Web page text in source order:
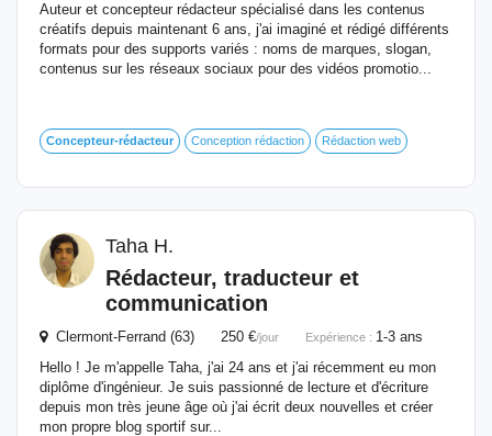
Auteur et concepteur rédacteur spécialisé dans les contenus
créatifs depuis maintenant 6 ans, j'ai imaginé et rédigé différents
formats pour des supports variés : noms de marques, slogan,
contenus sur les réseaux sociaux pour des vidéos promotio...
Concepteur-rédacteur Conception rédaction Rédaction web
Taha H.
Rédacteur, traducteur et
communication
Clermont-Ferrand (63) 250 €/jour Expérience : 1-3 ans
Hello ! Je m'appelle Taha, j'ai 24 ans et j'ai récemment eu mon
diplôme d'ingénieur. Je suis passionné de lecture et d'écriture
depuis mon très jeune âge où j'ai écrit deux nouvelles et créer
mon propre blog sportif sur...